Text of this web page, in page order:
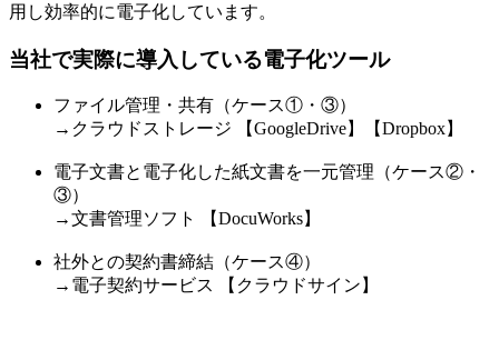
用し効率的に電子化しています。
当社で実際に導入している電子化ツール
ファイル管理・共有（ケース①・③）
→ クラウドストレージ 【GoogleDrive】【Dropbox】
電子文書と電子化した紙文書を一元管理（ケース②・
③）
→文書管理ソフト 【DocuWorks】
社外との契約書締結（ケース④）
→ 電子契約サービス 【クラウドサイン】